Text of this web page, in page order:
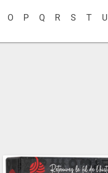
O P Q R S T U